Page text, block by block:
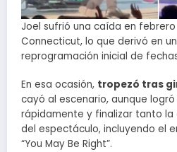
Joel sufrió una caída en
Connecticut, lo que derivó en
reprogramación inicial de
En esa ocasión, tropezó tras
cayó al escenario, aunque
rápidamente y finalizar tanto la
del espectáculo, incluyendo el
“You May Be Right”.